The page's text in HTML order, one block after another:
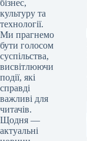
бізнес,
культуру та
технології.
Ми прагнемо
бути голосом
суспільства,
висвітлюючи
події, які
справді
важливі для
читачів.
Щодня —
актуальні